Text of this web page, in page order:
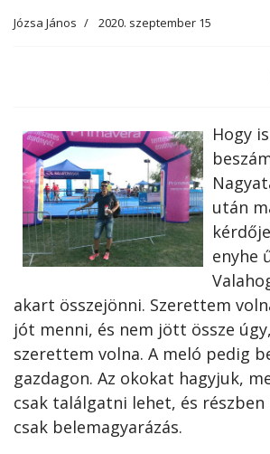
Józsa János 2020. szeptember 15
Hogy
után
enyhe
akart összejönni. Szerettem
jót menni, és nem jött össze
szerettem volna. A meló pedig
gazdagon. Az okokat hagyjuk,
csak találgatni lehet, és
csak belemagyarázás.